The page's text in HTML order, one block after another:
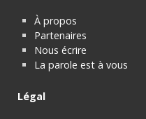
À propos
Partenaires
Nous écrire
La parole est à vous
Légal